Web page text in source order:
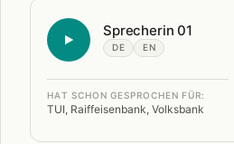
Sprecherin 01
DE EN
HAT SCHON GESPROCHEN FÜR:
TUI, Raiffeisenbank, Volksbank